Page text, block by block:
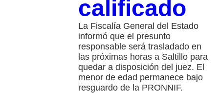
calificado
La Fiscalía General del Estado
informó que el presunto
responsable será trasladado en
las próximas horas a Saltillo para
quedar a disposición del juez. El
menor de edad permanece bajo
resguardo de la PRONNIF.